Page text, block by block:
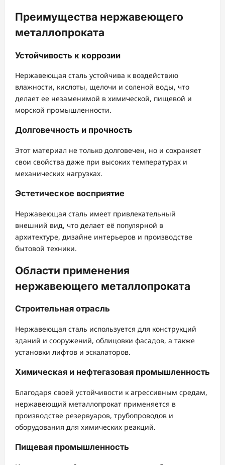
Преимущества нержавеющего
металлопроката
Устойчивость к коррозии
Нержавеющая сталь устойчива к воздействию
влажности, кислоты, щелочи и соленой воды, что
делает ее незаменимой в химической, пищевой и
морской промышленности.
Долговечность и прочность
Этот материал не только долговечен, но и сохраняет
свои свойства даже при высоких температурах и
механических нагрузках.
Эстетическое восприятие
Нержавеющая сталь имеет привлекательный
внешний вид, что делает её популярной в
архитектуре, дизайне интерьеров и производстве
бытовой техники.
Области применения
нержавеющего металлопроката
Строительная отрасль
Нержавеющая сталь используется для конструкций
зданий и сооружений, облицовки фасадов, а также
установки лифтов и эскалаторов.
Химическая и нефтегазовая промышленность
Благодаря своей устойчивости к агрессивным средам,
нержавеющий металлопрокат применяется в
производстве резервуаров, трубопроводов и
оборудования для химических реакций.
Пищевая промышленность